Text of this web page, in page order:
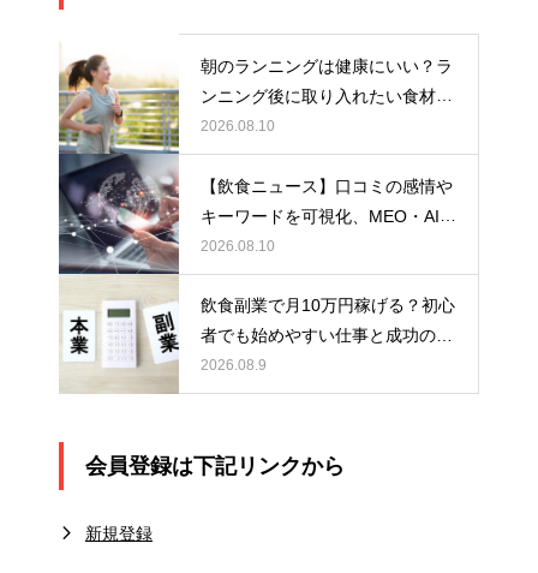
朝のランニングは健康にいい？ラ
ンニング後に取り入れたい食材と
は！？
2026.08.10
【飲食ニュース】口コミの感情や
キーワードを可視化、MEO・AIO
対策サービス「クチコレ」に口コ
ミ分析機能
2026.08.10
飲食副業で月10万円稼げる？初心
者でも始めやすい仕事と成功のポ
イントを解説
2026.08.9
会員登録は下記リンクから
新規登録